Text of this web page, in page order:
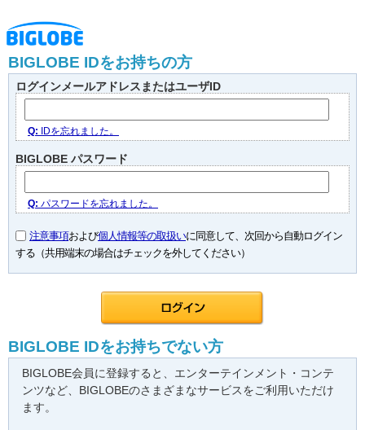
BIGLOBE IDをお持ちの方
ログインメールアドレスまたはユーザID
Q: IDを忘れました。
BIGLOBE パスワード
Q: パスワードを忘れました。
注意事項および個人情報等の取扱いに同意して、次回から自動ログイン
する（共用端末の場合はチェックを外してください）
BIGLOBE IDをお持ちでない方
BIGLOBE会員に登録すると、エンターテインメント・コンテ
ンツなど、BIGLOBEのさまざまなサービスをご利用いただけ
ます。